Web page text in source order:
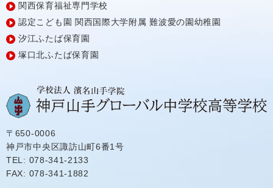
関西保育福祉専門学校
認定こども園 関西国際大学附属 難波愛の園幼稚園
汐江ふたば保育園
塚口北ふたば保育園
〒650-0006
神戸市中央区諏訪山町6番1号
TEL: 078-341-2133
FAX: 078-341-1882